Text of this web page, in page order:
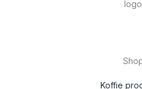
Koffie